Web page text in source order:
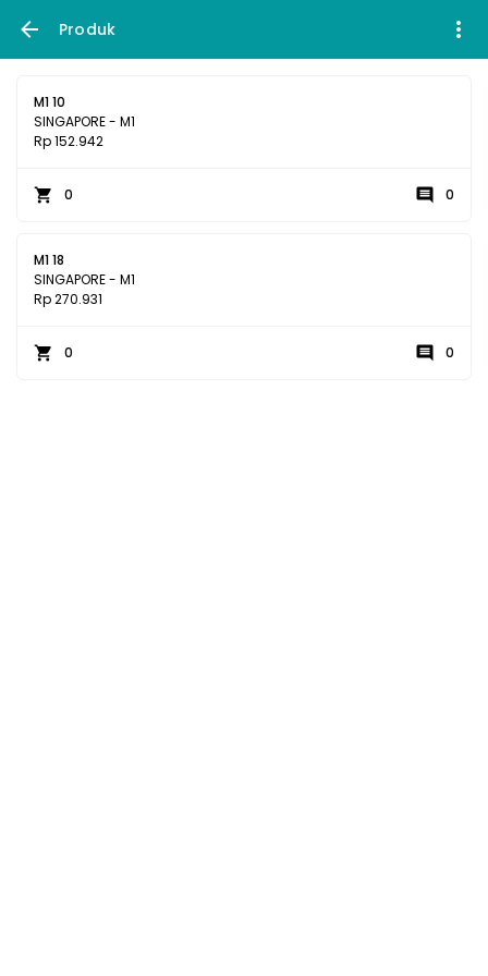
Produk
M1 10
SINGAPORE - M1
Rp 152.942
0 0
M1 18
SINGAPORE - M1
Rp 270.931
0 0